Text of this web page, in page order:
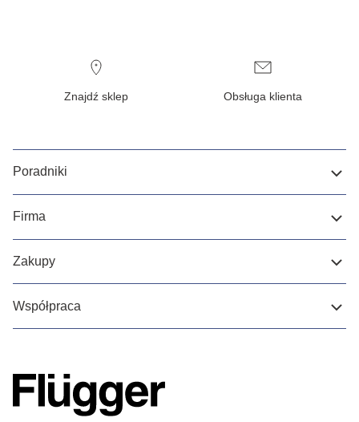
Znajdź sklep Obsługa klienta
Poradniki
Firma
Zakupy
Współpraca